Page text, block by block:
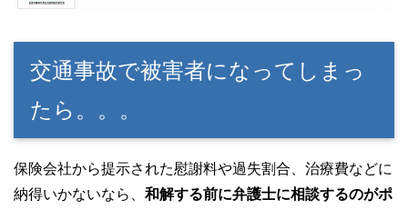
交通事故で被害者になってしまっ
たら。。。
保険会社から提示された慰謝料や過失割合、治療費などに
納得いかないなら、 和解する前に弁護士に相談するのがポ